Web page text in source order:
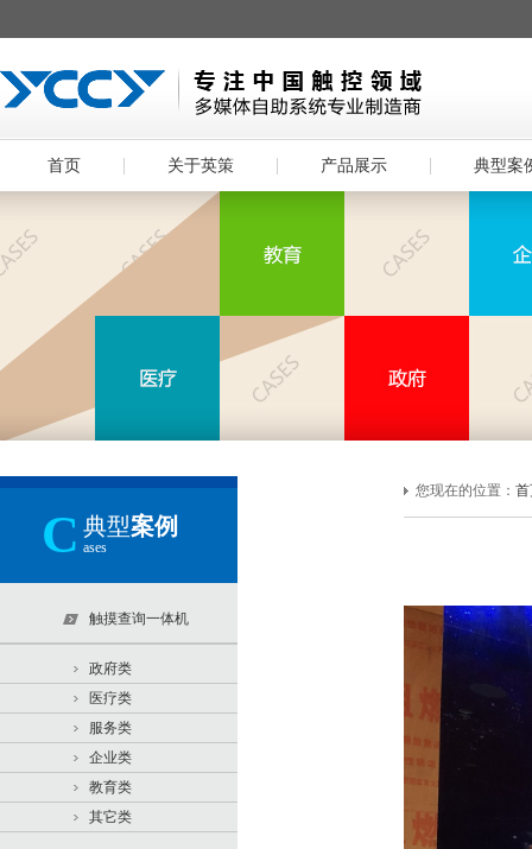
首页 关于英策 产品展示 典型案
C 典型案例
ases
触摸查询一体机
政府类
医疗类
服务类
企业类
教育类
其它类
您现在的位置：